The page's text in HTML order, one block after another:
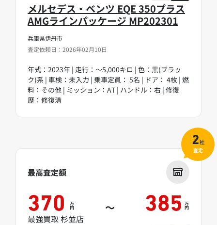
兵庫県伊丹市
査定依頼日：2026年02月10日
メルセデス・ベンツ EQE 350プラス
AMGラインパッケージ MP202301
年式：2023年 | 走行：～5,000キロ | 色：黒(ブラッ
ク)系 | 車検：未入力 | 乗車定員： 5名 | ドア： 4枚 | 燃
料：その他 | ミッション：AT | ハンドル：右 | 修復
歴：修復済
最高査定額
370 万
円 ～ 385 万
円
最強買取 杉並店
2社
査定